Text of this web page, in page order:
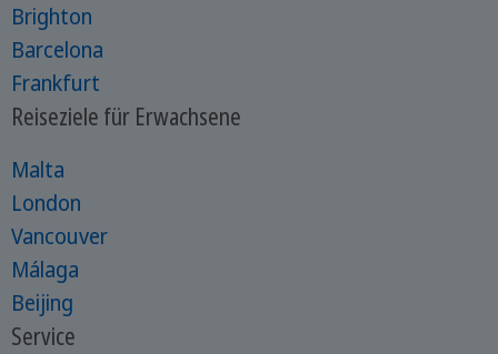
Brighton
Barcelona
Frankfurt
Reiseziele für Erwachsene
Malta
London
Vancouver
Málaga
Beijing
Service